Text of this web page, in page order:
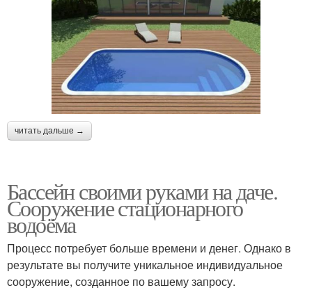
читать дальше →
Бассейн своими руками на даче.
Сооружение стационарного
водоёма
Процесс потребует больше времени и денег. Однако в
результате вы получите уникальное индивидуальное
сооружение, созданное по вашему запросу.